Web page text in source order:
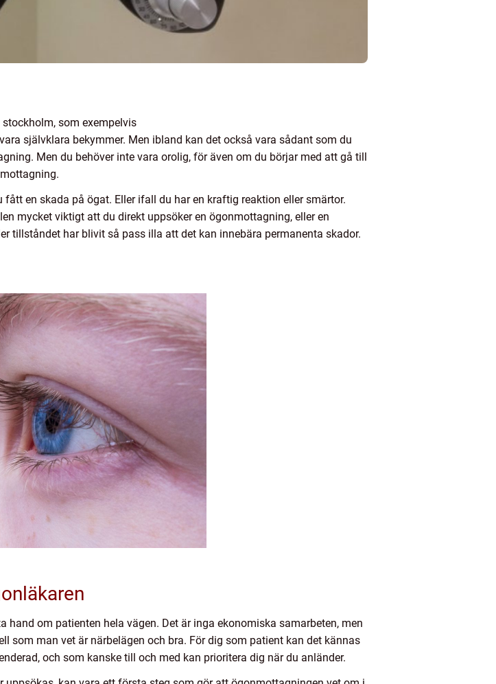
som exempelvis
självklara bekymmer. Men ibland kan det också vara sådant som du
Men du behöver inte vara orolig, för även om du börjar med att gå till
en skada på ögat. Eller ifall du har en kraftig reaktion eller smärtor.
mycket viktigt att du direkt uppsöker en ögonmottagning, eller en
tillståndet har blivit så pass illa att det kan innebära permanenta skador.
om patienten hela vägen. Det är inga ekonomiska samarbeten, men
som man vet är närbelägen och bra. För dig som patient kan det kännas
och som kanske till och med kan prioritera dig när du anländer.